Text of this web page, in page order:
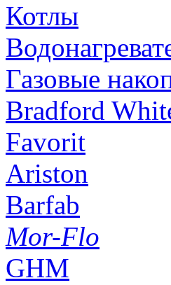
Котлы
Газовые
Bradford
Favorit
Ariston
Barfab
Mor-Flo
GHM